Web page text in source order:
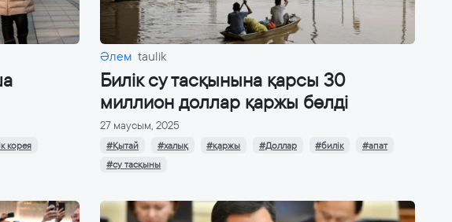
корея
Әлем taulik
Билік су тасқынына қарсы 30
миллион доллар қаржы бөлді
27 маусым, 2025
#Қытай #халық #қаржы #Доллар #билік
#апат
#су тасқыны